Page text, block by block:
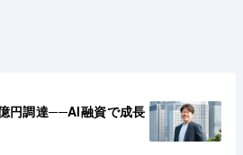
円調達──AI融資で成長